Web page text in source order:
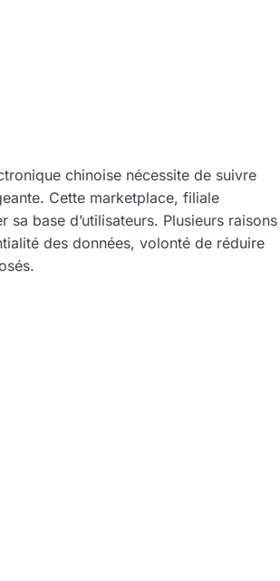
chinoise nécessite de suivre
Cette marketplace, filiale
base d’utilisateurs. Plusieurs raisons
des données, volonté de réduire